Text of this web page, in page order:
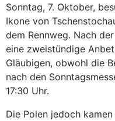
Sonntag, 7. Oktober,
Ikone von
dem Rennweg. Nach
eine zweistündige
Gläubigen, obwohl die
nach den
17:30 Uhr.
Die Polen jedoch